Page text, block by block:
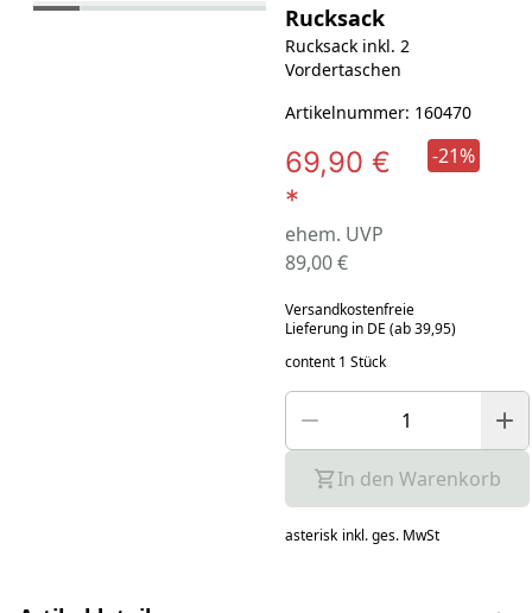
Rucksack
Rucksack inkl. 2
Vordertaschen
Artikelnummer: 160470
69,90 €
*
ehem. UVP
89,00 €
-21%
Versandkostenfreie
Lieferung in DE (ab 39,95)
content 1 Stück
In den Warenkorb
asterisk inkl. ges. MwSt